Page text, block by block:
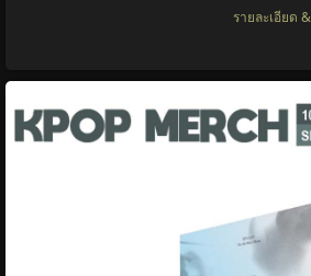
รายละเอียด &